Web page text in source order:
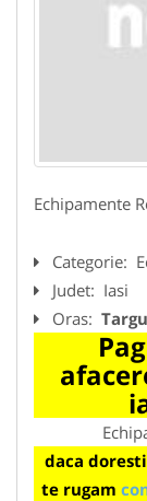
Echipamente
Categorie:
Judet: Iasi
Oras:
daca
te rugam